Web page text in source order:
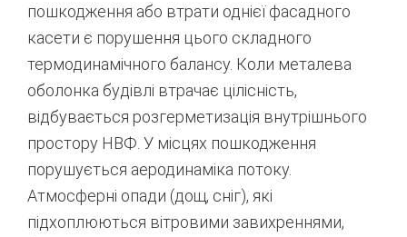
пошкодження або втрати однієї фасадного
касети є порушення цього складного
термодинамічного балансу. Коли металева
оболонка будівлі втрачає цілісність,
відбувається розгерметизація внутрішнього
простору НВФ. У місцях пошкодження
порушується аеродинаміка потоку.
Атмосферні опади (дощ, сніг), які
підхоплюються вітровими завихреннями,